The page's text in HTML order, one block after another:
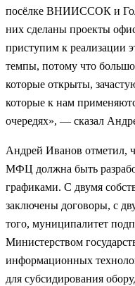
посёлке ВНИИССОК и
них сделаны проекты
приступим к реализации
темпы, потому что
которые открыты,
которые к нам
очередях», — сказал
Андрей Иванов отметил,
МФЦ должна быть
графиками. С двумя
заключены договоры, с
того, муниципалитет
Министерством
информационных
для субсидирования